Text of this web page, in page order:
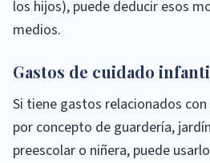
los hijos), puede deducir esos
medios.
Gastos de cuidado
Si tiene gastos relacionados
por concepto de guardería,
preescolar o niñera, puede